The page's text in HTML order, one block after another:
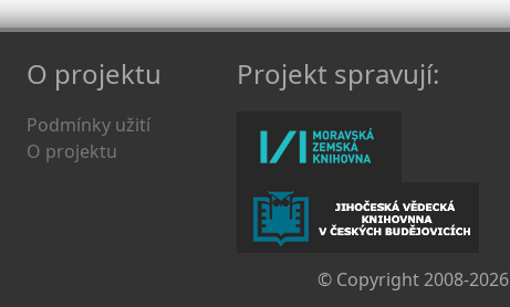
O projektu
Podmínky užití
O projektu
Projekt spravují:
© Copyright 2008-2026